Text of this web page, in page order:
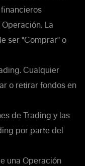
La
ser "Comprar" o
Cualquier
o retirar fondos en
de Trading y las
por parte del
una Operación